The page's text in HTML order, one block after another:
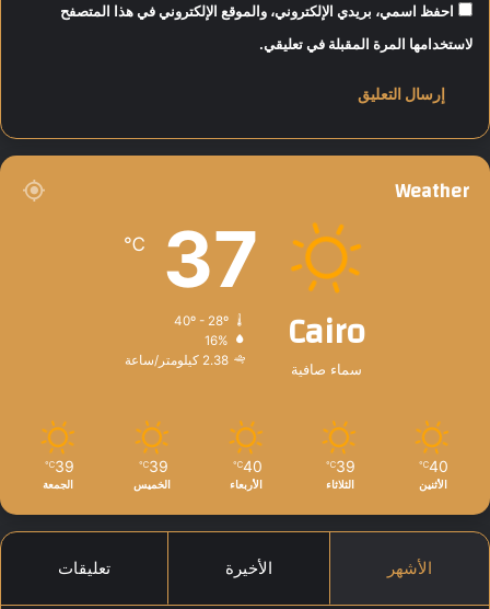
ا
ر
احفظ اسمي، بريدي الإلكتروني، والموقع الإلكتروني في هذا المتصفح
لاستخدامها المرة المقبلة في تعليقي.
Weather
Cairo
سماء صافية
37
℃
40º - 28º
16%
2.38 كيلومتر/ساعة
40
℃
الأثنين
39
℃
الثلاثاء
40
℃
الأربعاء
39
℃
الخميس
39
℃
الجمعة
الأشهر الأخيرة تعليقات